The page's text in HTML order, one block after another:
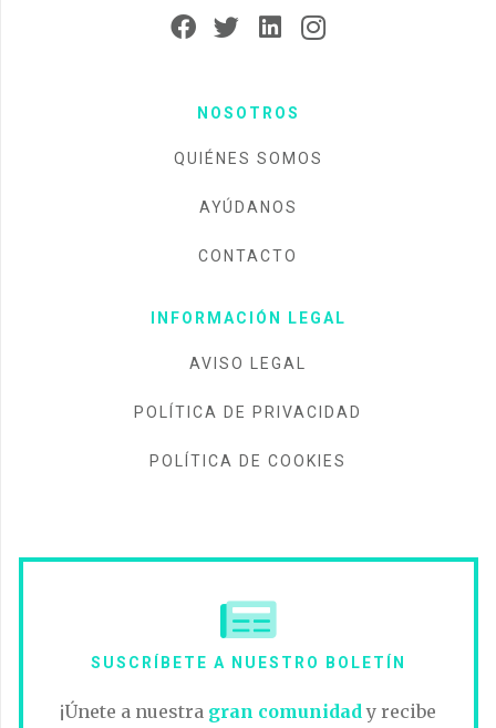
NOSOTROS
QUIÉNES SOMOS
AYÚDANOS
CONTACTO
INFORMACIÓN LEGAL
AVISO LEGAL
POLÍTICA DE PRIVACIDAD
POLÍTICA DE COOKIES
SUSCRÍBETE A NUESTRO BOLETÍN
¡Únete a nuestra gran comunidady recibe